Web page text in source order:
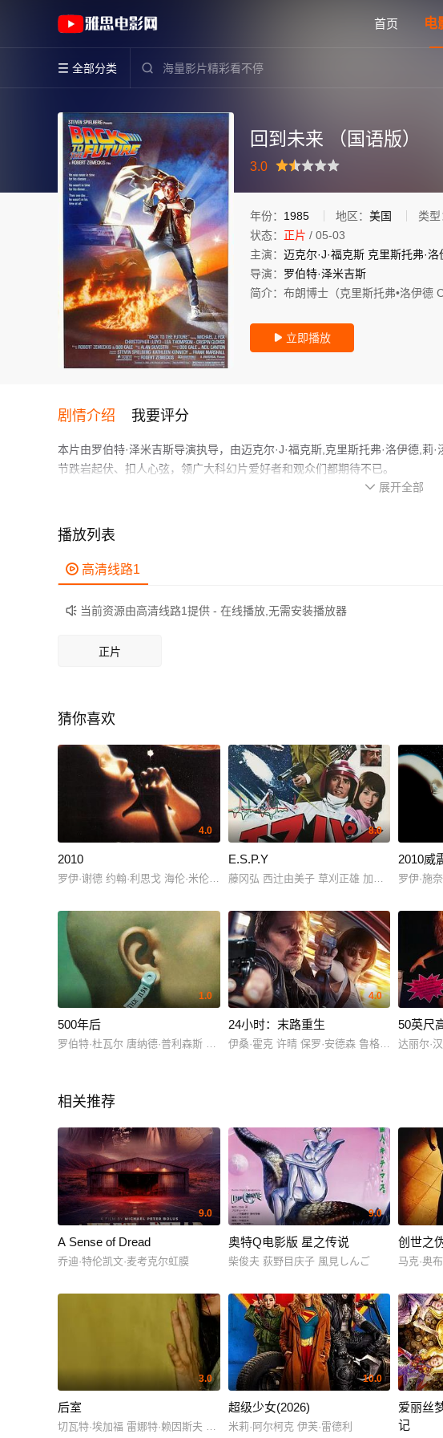
首页 电
 全部分类 
《回到未来 （国语版）》(1985)美国高清电影免费在线观
回到未来 （国语版）
3.0
很差较差还行 推荐力荐
年份： 1985 地区： 美国 类型
状态： 正片 / 05-03
主演： 迈克尔·J·福克斯 克里斯托弗·洛
导演： 罗伯特·泽米吉斯
简介： 布朗博士（克里斯托弗•洛伊德
 立即播放
剧情介绍 我要评分
本片由罗伯特·泽米吉斯导演执导，由迈克尔·J·福克斯,克里斯托弗·洛伊德,莉
节跌岩起伏、扣人心弦，领广大科幻片爱好者和观众们都期待不已。
布朗博士（克里斯托弗•洛伊德 Christopher Lloyd 饰）总是有些稀奇古怪的
作为一部 上映的科幻电影，在当期同类题材影片中具有一定的看点，在演员
鲜明，适合喜欢科幻类电影的观众观看。
 展开全部
播放列表
 高清线路1
 当前资源由高清线路1提供 - 在线播放,无需安装播放器
正片
猜你喜欢
4.0
2010
罗伊·谢德 约翰·利思戈 海伦·米伦 鲍勃·巴拉班 凯尔·杜拉 Douglas Rain 玛多林·
8.0
E.S.P.Y
藤冈弘 西辻由美子 草刈正雄 加山雄三 若山
2010威
罗伊·施
1.0
500年后
罗伯特·杜瓦尔 唐纳德·普利森斯 唐佩德罗·科利
4.0
24小时：末路重生
伊桑·霍克 许晴 保罗·安德森 鲁格·豪尔 利亚姆
50英尺
达丽尔·
相关推荐
9.0
A Sense of Dread
乔迪·特伦凯文·麦考克尔虹膜
9.0
奥特Q电影版 星之传说
柴俊夫 荻野目庆子 風見しんご
创世之
马克·奥
3.0
后室
切瓦特·埃加福 雷娜特·赖因斯夫 芬恩·本尼特
10.0
超级少女(2026)
米莉·阿尔柯克 伊芙·雷德利
爱丽丝
记